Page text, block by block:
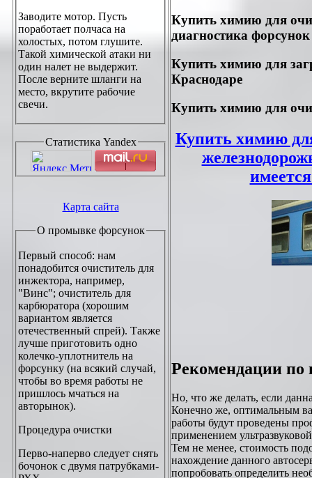
Заводите мотор. Пусть
поработает полчаса на
холостых, потом глушите.
Такой химической атаки ни
один налет не выдержит.
После верните шланги на
место, вкрутите рабочие
свечи.
Статистика Yandex
Карта сайта
О промывке форсунок
Первый способ: нам
понадобится очиститель для
инжектора, например,
"Винс"; очиститель для
карбюратора (хорошим
вариантом является
отечественный спрей). Также
лучше приготовить одно
колечко-уплотнитель на
форсунку (на всякий случай,
чтобы во время работы не
пришлось мчаться на
авторынок).
Процедура очистки
Перво-наперво следует снять
бочонок с двумя патрубками-
Купить химию для
диагностика
Купить химию для
Краснодаре
Купить химию для
Купить химию
Рекомендации по
Но, что же делать, если
Конечно же, оптимальным
работы будут проведены
применением
Тем не менее, стоимость
нахождение данного
попробовать определить